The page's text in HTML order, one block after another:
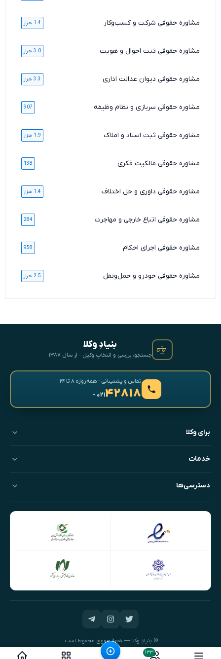
۱۳۳
مشاوره حقوقی شرکت و کسب‌وکار 1.4 هزار
مشاوره حقوقی ثبت احوال و هویت 3.0 هزار
مشاوره حقوقی دیوان عدالت اداری 3.3 هزار
مشاوره حقوقی سربازی و نظام وظیفه 907
مشاوره حقوقی ثبت اسناد و املاک 1.9 هزار
مشاوره حقوقی مالکیت فکری 138
مشاوره حقوقی داوری و حل اختلاف 1.4 هزار
مشاوره حقوقی اتباع خارجی و مهاجرت 284
مشاوره حقوقی اجرای احکام 958
مشاوره حقوقی خودرو و حمل‌ونقل 2.5 هزار
بنیادِ وکلا
جستجو، بررسی و انتخابِ وکیل · از سال ۱۳۸۷
تماس و پشتیبانی · همه‌روزه ۸ تا ۲۴
۴۲۸۱۸- ۰۲۱
برای وکلا
خدمات
دسترسی‌ها
© بنیادِ وکلا — همهٔ حقوق محفوظ است.
طراحی و توسعه:نیک‌داده‌پرداز